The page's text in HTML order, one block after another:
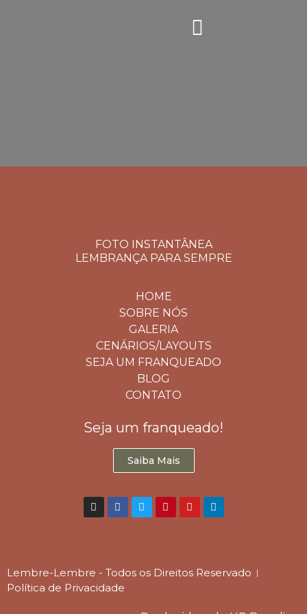
FOTO INSTANTÂNEA
LEMBRANÇA PARA SEMPRE
HOME
SOBRE NÓS
GALERIA
CENÁRIOS/LAYOUTS
SEJA UM FRANQUEADO
BLOG
CONTATO
Seja um franqueado!
Saiba Mais
Lembre-Lembre - Todos os Direitos Reservado
Política de Privacidade